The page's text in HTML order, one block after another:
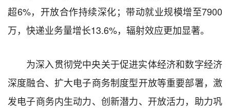
超6%，开放合作持续深化；带动就业规模增至7900
万，快递业务量增长13.6%，辐射效应更加显著。
为深入贯彻党中央关于促进实体经济和数字经济
深度融合、扩大电子商务制度型开放等重要部署，激
发电子商务内生动力、创新潜力、开放活力，助力巩